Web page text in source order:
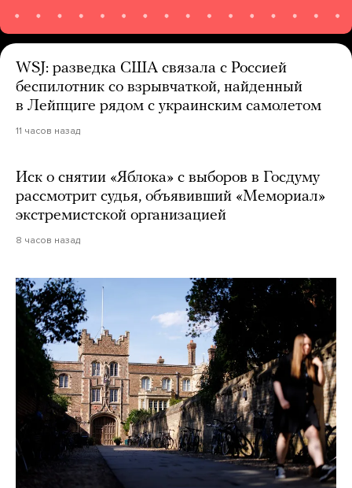
WSJ: разведка США связала с Россией
беспилотник со взрывчаткой, найденный
в Лейпциге рядом с украинским самолетом
11 часов назад
Иск о снятии «Яблока» с выборов в Госдуму
рассмотрит судья, объявивший «Мемориал»
экстремистской организацией
8 часов назад